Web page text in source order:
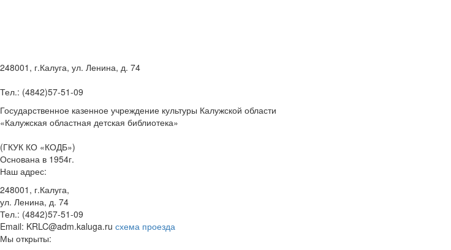
248001, г.Калуга, ул. Ленина, д. 74
Тел.: (4842)57-51-09
Государственное казенное учреждение культуры Калужской области
«Калужская областная детская библиотека»
(ГКУК КО «КОДБ»)
Основана в 1954г.
Наш адрес:
248001, г.Калуга,
ул. Ленина, д. 74
Тел.: (4842)57-51-09
Email: KRLC@adm.kaluga.ru схема проезда
Мы открыты: